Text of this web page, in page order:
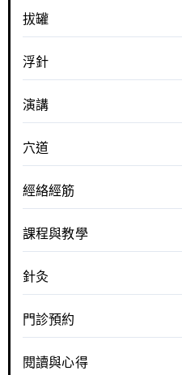
拔罐
浮針
演講
穴道
經絡經筋
課程與教學
針灸
門診預約
閱讀與心得